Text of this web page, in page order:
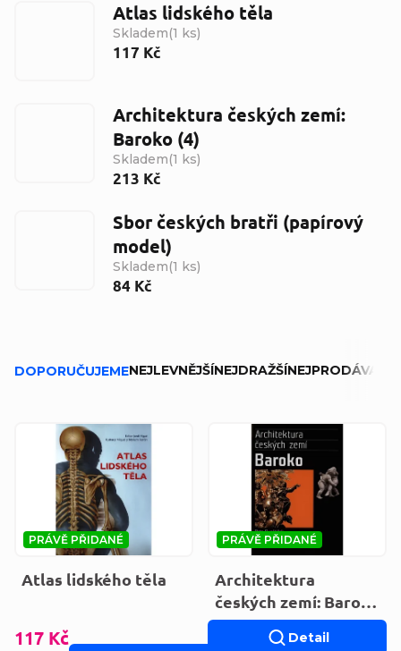
Atlas lidského těla
Skladem(1 ks)
117 Kč
Architektura českých zemí:
Baroko (4)
Skladem(1 ks)
213 Kč
Sbor českých bratři (papírový
model)
Skladem(1 ks)
84 Kč
DOPORUČUJEMENEJLEVNĚJŠÍNEJDRAŽŠÍ
Výpis produktů
PRÁVĚ PŘIDANÉ
Atlas lidského těla
117 Kč
PRÁVĚ PŘIDANÉ
Architektura
českých zemí: Baroko
(4)
Detail